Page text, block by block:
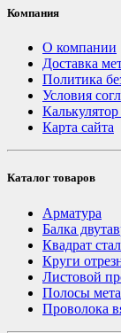
Компания
О компании
Доставка
Политика
Условия
Карта сайта
Каталог товаров
Арматура
Балка
Квадрат
Круги
Листовой
Полосы
Проволока